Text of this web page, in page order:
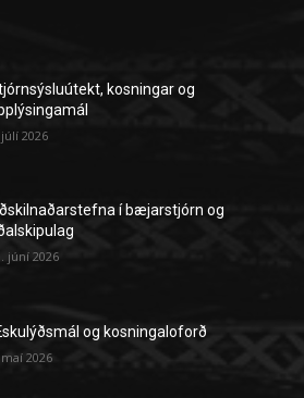
kosningar og
2026
í bæjarstjórn og
júní 2026
og kosningaloforð
maí 2026